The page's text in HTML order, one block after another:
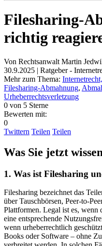
Filesharing-
richtig
Von Rechtsanwalt Martin
30.9.2025 | Ratgeber -
Mehr zum Thema:
Filesharing-Abmahnung,
Urheberrechtsverletzung
0 von 5 Sterne
Bewerten mit:
0
Twittern Teilen Teilen
Was Sie jetzt
1. Was ist Filesharing
Filesharing bezeichnet das
über Tauschbörsen, Peer-to-
Plattformen. Legal ist es, wenn
eine entsprechende
wenn urheberrechtlich
Books oder Software – ohne